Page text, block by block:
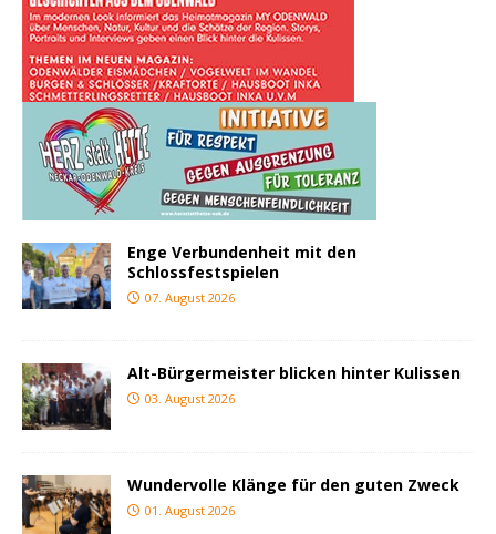
Enge Verbundenheit mit den
Schlossfestspielen
07. August 2026
Alt-Bürgermeister blicken hinter Kulissen
03. August 2026
Wundervolle Klänge für den guten Zweck
01. August 2026